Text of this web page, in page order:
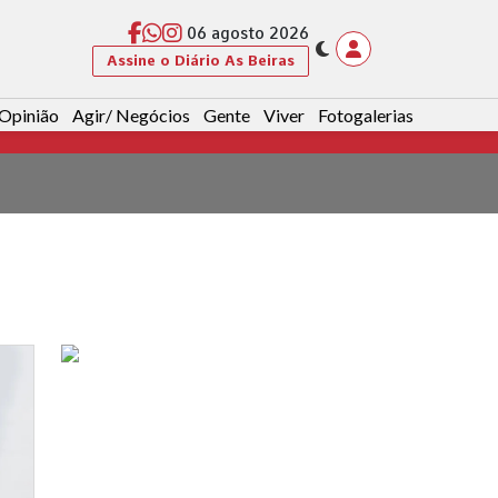
06 agosto 2026
Assine o Diário As Beiras
Agir/ Negócios Gente Viver Fotogalerias